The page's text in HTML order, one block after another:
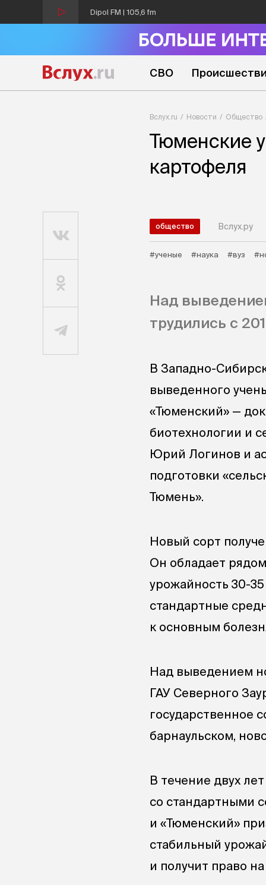
Dipol FM | 105,6 fm
СВО
Вслух.ru Новости Общество
Тюменские
картофеля
общество Вслух.ру
#ученые #наука #вуз
Над
трудились с
В Западно-
выведенного
«Тюменский» —
биотехнологии и
Юрий Логинов и
подготовки
Тюмень».
Новый сорт
Он обладает
урожайность 30-
стандартные
к основным
Над выведением
ГАУ Северного
государственное
барнаульском,
В течение двух
со стандартными
и «Тюменский»
стабильный
и получит право